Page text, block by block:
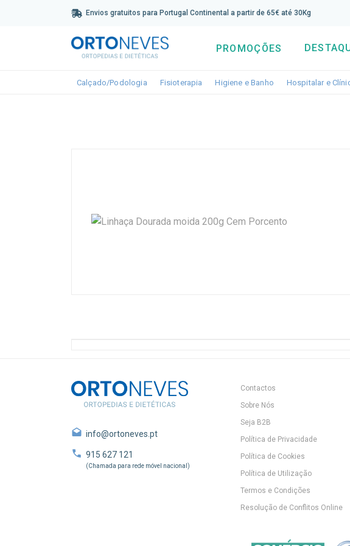
Envios gratuitos para Portugal Continental a partir de 65€ até 30Kg
PROMOÇÕES
Calçado/Podologia Toggle dropdown
Fisioterapia Toggle dropdown
Higiene e Banho Toggle dropdown
Hospitalar e
Subscreva aqui a
info@ortoneves.pt
915 627 121
(Chamada para rede móvel nacional)
Contactos
Sobre Nós
Seja B2B
Política de Privacidade
Política de Cookies
Política de Utilização
Termos e Condições
Resolução de Conflitos Online